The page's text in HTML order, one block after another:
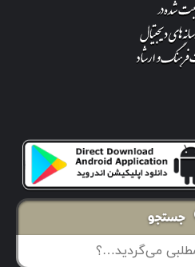
جستجو